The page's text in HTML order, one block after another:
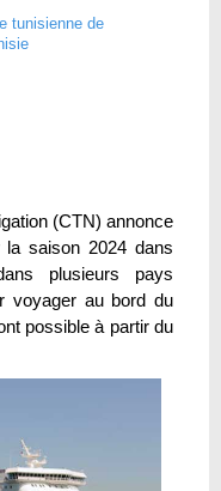
tunisienne de
(CTN) annonce
la saison 2024 dans
plusieurs pays
voyager au bord du
possible à partir du